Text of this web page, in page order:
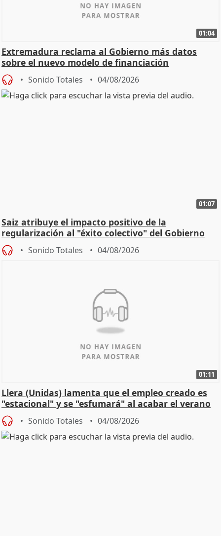
01:04
Extremadura reclama al Gobierno más datos
sobre el nuevo modelo de financiación
Sonido Totales 04/08/2026
01:07
Saiz atribuye el impacto positivo de la
regularización al "éxito colectivo" del Gobierno
Sonido Totales 04/08/2026
01:11
Llera (Unidas) lamenta que el empleo creado es
"estacional" y se "esfumará" al acabar el verano
Sonido Totales 04/08/2026